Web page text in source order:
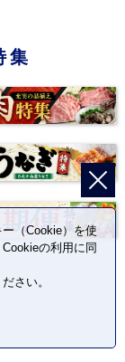
集
（Cookie）を使
の利用に同
さい。